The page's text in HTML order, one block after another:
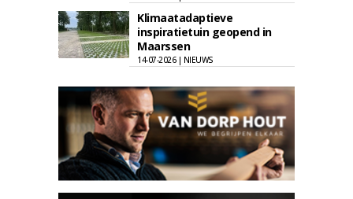
Klimaatadaptieve
inspiratietuin geopend in
Maarssen
14-07-2026 | NIEUWS